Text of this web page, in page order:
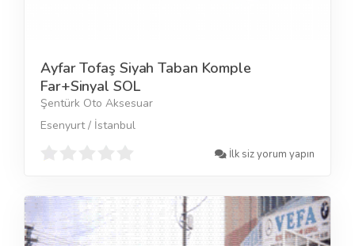
Ayfar Tofaş Siyah Taban Komple
Far+Sinyal SOL
Şentürk Oto Aksesuar
Esenyurt / İstanbul
İlk siz yorum yapın